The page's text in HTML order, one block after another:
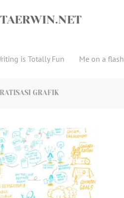
is Totally Fun Me on a flash
GRAFIK